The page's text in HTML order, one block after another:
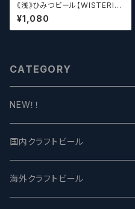
《浅》ひみつビール【WISTERIA】
／ ウィステリア
¥1,080
CATEGORY
NEW！！
国内クラフトビール
UCHU BREWING -うちゅうブ
海外クラフトビール